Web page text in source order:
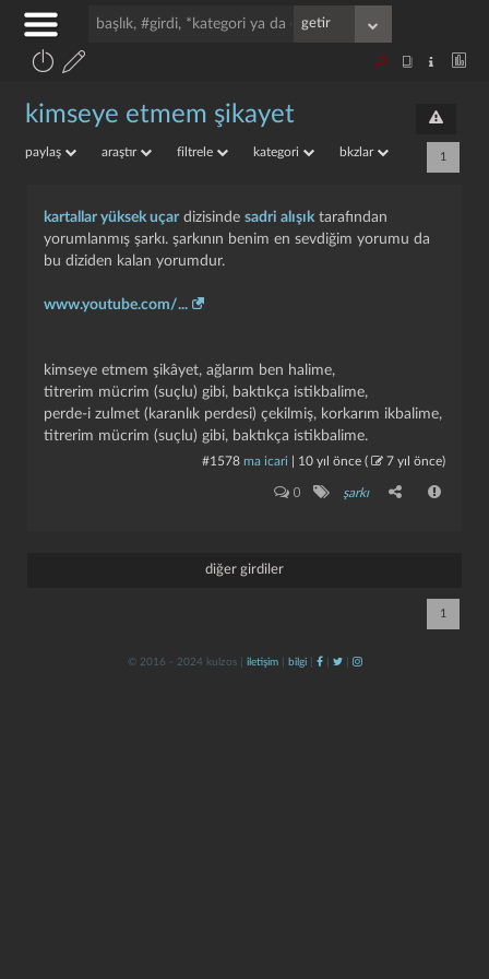
kimseye etmem şikayet
paylaş araştır filtrele kategori bkzlar 1
kartallar yüksek uçar dizisinde sadri alışıktarafından
yorumlanmış şarkı. şarkının benim en sevdiğim yorumu da
bu diziden kalan yorumdur.
www.youtube.com/...
kimseye etmem şikâyet, ağlarım ben halime,
titrerim mücrim (suçlu) gibi, baktıkça istikbalime,
perde-i zulmet (karanlık perdesi) çekilmiş, korkarım ikbalime,
titrerim mücrim (suçlu) gibi, baktıkça istikbalime.
#1578 ma icari 10 yıl önce ( 7 yıl önce)
0 şarkı
diğer girdiler
1
© 2016 - 2024 kulzos | iletişim| bilgi| | |